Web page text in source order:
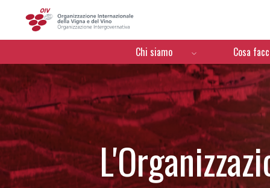
Menú de navegación
Chi siamo Cosa